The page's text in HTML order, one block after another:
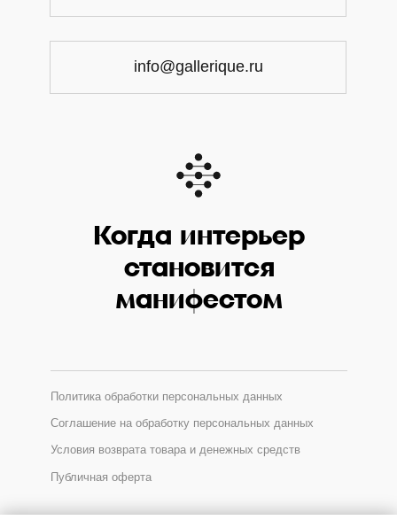
Публичная оферта
Условия возврата товара и денежных средств
Соглашение на обработку персональных данных
Политика обработки персональных данных
Когда интерьер
становится
манифестом
info@gallerique.ru